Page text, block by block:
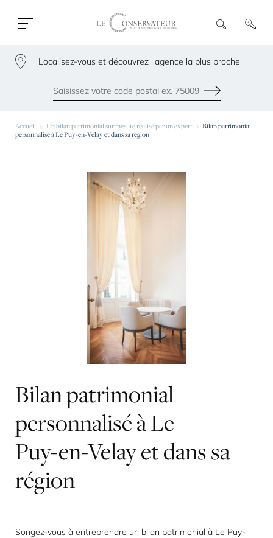
Ouvrir
menu
R
e
h
e
Localisez-vous et découvrez l'agence la plus proche
Envoyer
79300
Accueil Un bilan patrimonial sur mesure réalisé par un expert
Bilan patrimonial
personnalisé à Le Puy-en-Velay et dans sa région
Bilanpatrimonial
personnaliséàLe
Puy-en-Velayetdanssa
région
Songez-vous à entreprendre un bilan patrimonial à Le Puy-